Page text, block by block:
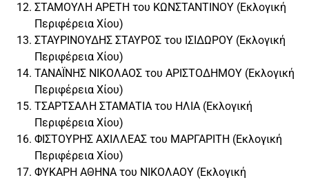
ΣΤΑΜΟΥΛΗ ΑΡΕΤΗ του ΚΩΝΣΤΑΝΤΙΝΟΥ (Εκλογική
Περιφέρεια Χίου)
ΣΤΑΥΡΙΝΟΥΔΗΣ ΣΤΑΥΡΟΣ του ΙΣΙΔΩΡΟΥ (Εκλογική
Περιφέρεια Χίου)
ΤΑΝΑΪΝΗΣ ΝΙΚΟΛΑΟΣ του ΑΡΙΣΤΟΔΗΜΟΥ (Εκλογική
Περιφέρεια Χίου)
ΤΣΑΡΤΣΑΛΗ ΣΤΑΜΑΤΙΑ του ΗΛΙΑ (Εκλογική
Περιφέρεια Χίου)
ΦΙΣΤΟΥΡΗΣ ΑΧΙΛΛΕΑΣ του ΜΑΡΓΑΡΙΤΗ (Εκλογική
Περιφέρεια Χίου)
ΦΥΚΑΡΗ ΑΘΗΝΑ του ΝΙΚΟΛΑΟΥ (Εκλογική